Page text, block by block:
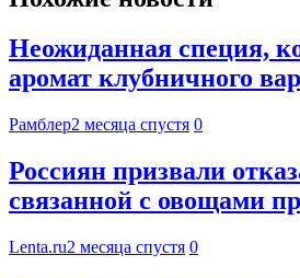
Неожиданная специя,
аромат клубничного
Рамблер2 месяца спустя 0
Россиян призвали
связанной с овощами
Lenta.ru2 месяца спустя 0